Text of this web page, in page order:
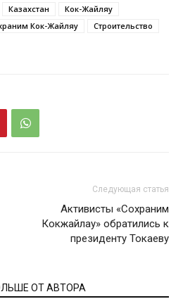
Казахстан
Кок-Жайляу
Кок-Жайляу
Строительство
Следующая статья
Активисты «Сохраним
Кокжайлау» обратились к
президенту Токаеву
ОТ АВТОРА